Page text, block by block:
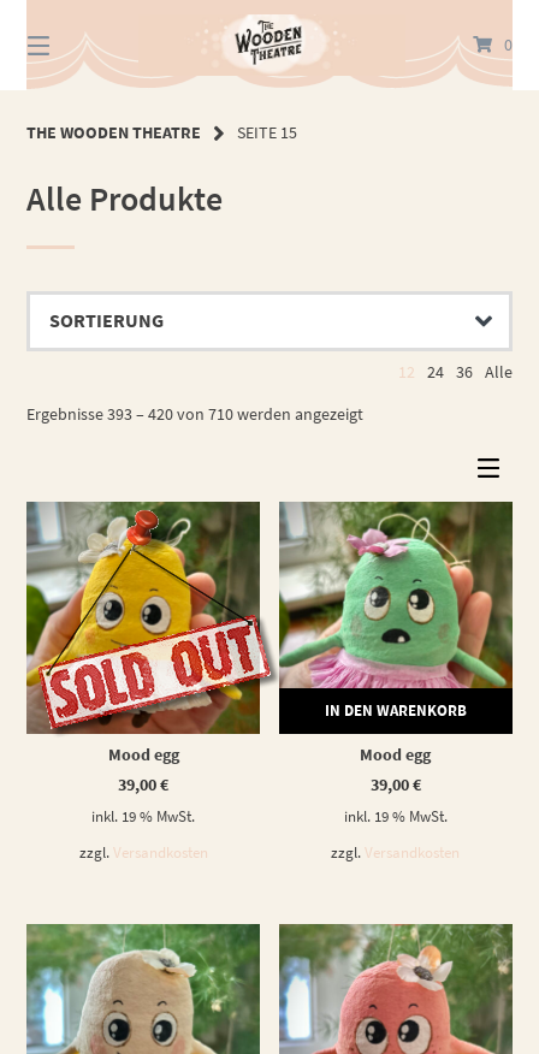
zum
Inhalt
0
THE WOODEN THEATRE SEITE 15
Alle Produkte
Ergebnisse 393 – 420 von 710 werden angezeigt
12 24 36 Alle
WEITERLESEN
Mood egg
39,00€
inkl. 19 % MwSt.
zzgl. Versandkosten
IN DEN WARENKORB
Mood egg
39,00€
inkl. 19 % MwSt.
zzgl.Versandkosten